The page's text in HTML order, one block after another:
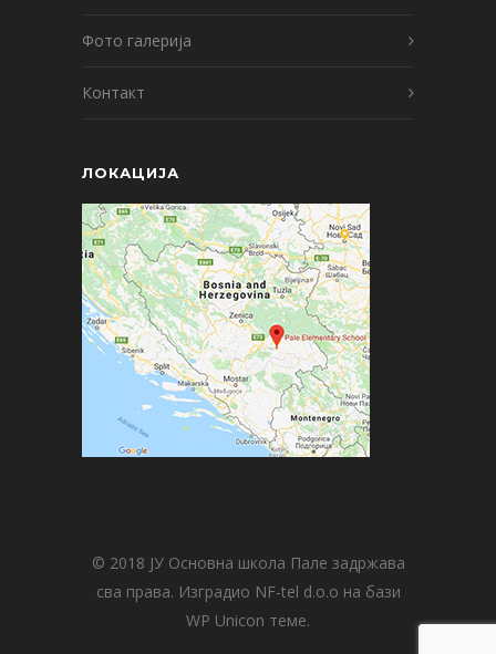
Фото галерија
Контакт
ЛОКАЦИЈА
© 2018 ЈУ Основна школа Пале задржава
сва права. Изградио NF-tel d.o.o на бази
WP Unicon теме.